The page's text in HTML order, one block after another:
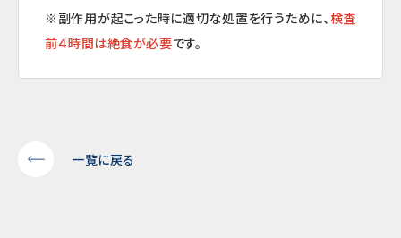
※副作用が起こった時に適切な処置を行うために、 検査
前４時間は絶食が必要です。
一覧に戻る